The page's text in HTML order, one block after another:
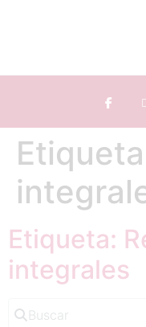
Etiqueta:
integrales